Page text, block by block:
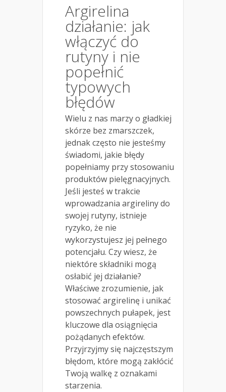
Argirelina
działanie: jak
włączyć do
rutyny i nie
popełnić
typowych
błędów
Wielu z nas marzy o gładkiej
skórze bez zmarszczek,
jednak często nie jesteśmy
świadomi, jakie błędy
popełniamy przy stosowaniu
produktów pielęgnacyjnych.
Jeśli jesteś w trakcie
wprowadzania argireliny do
swojej rutyny, istnieje
ryzyko, że nie
wykorzystujesz jej pełnego
potencjału. Czy wiesz, że
niektóre składniki mogą
osłabić jej działanie?
Właściwe zrozumienie, jak
stosować argirelinę i unikać
powszechnych pułapek, jest
kluczowe dla osiągnięcia
pożądanych efektów.
Przyjrzyjmy się najczęstszym
błędom, które mogą zakłócić
Twoją walkę z oznakami
starzenia.